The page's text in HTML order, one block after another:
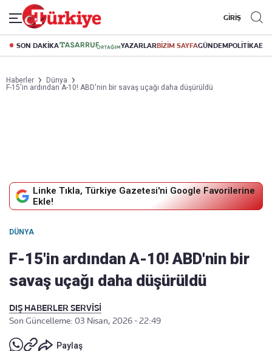
GİRİŞ
SON DAKİKA YAZARLARBİZİM SAYFAGÜNDEMPOLİTİKA
Haberler
Dünya
F-15'in ardından A-10! ABD'nin bir savaş uçağı daha düşürüldü
Linke Tıkla, Türkiye Gazetesi'ni Google Favorilerine
Ekle!
DÜNYA
F-15'in ardından A-10! ABD'nin bir
savaş uçağı daha düşürüldü
DIŞ HABERLER SERVİSİ
Son Güncelleme: 03 Nisan, 2026 - 22:49
Paylaş